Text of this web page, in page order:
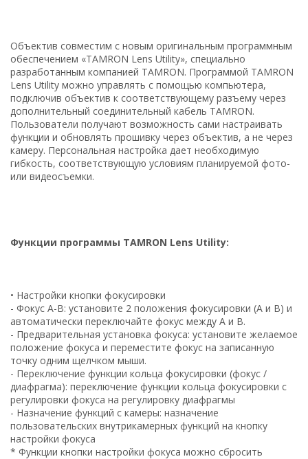
Объектив совместим с новым оригинальным программным
обеспечением «TAMRON Lens Utility», специально
разработанным компанией TAMRON. Программой TAMRON
Lens Utility можно управлять с помощью компьютера,
подключив объектив к соответствующему разъему через
дополнительный соединительный кабель TAMRON.
Пользователи получают возможность сами настраивать
функции и обновлять прошивку через объектив, а не через
камеру. Персональная настройка дает необходимую
гибкость, соответствующую условиям планируемой фото-
или видеосъемки.
Функции программы TAMRON Lens Utility:
• Настройки кнопки фокусировки
- Фокус A-B: установите 2 положения фокусировки (A и B) и
автоматически переключайте фокус между A и B.
- Предварительная установка фокуса: установите желаемое
положение фокуса и переместите фокус на записанную
точку одним щелчком мыши.
- Переключение функции кольца фокусировки (фокус /
диафрагма): переключение функции кольца фокусировки с
регулировки фокуса на регулировку диафрагмы
- Назначение функций с камеры: назначение
пользовательских внутрикамерных функций на кнопку
настройки фокуса
* Функции кнопки настройки фокуса можно сбросить